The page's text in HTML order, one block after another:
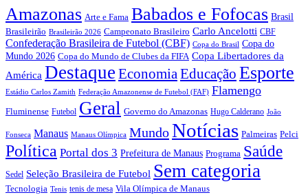
Amazonas Arte e Fama Babados e Fofocas Brasil
Brasileirão Brasileirão 2026 Campeonato Brasileiro Carlo Ancelotti CBF
Confederação Brasileira de Futebol (CBF) Copa do Brasil Copa do
Mundo 2026 Copa do Mundo de Clubes da FIFA Copa Libertadores da
América Destaque EconomiaEducação Esporte
Estádio Carlos Zamith Federação Amazonense de Futebol (FAF) Flamengo
Fluminense Futebol Geral Governo do Amazonas Hugo Calderano João
Fonseca Manaus Manaus Olímpica MundoNotícias Palmeiras Pelci
Política Portal dos 3 Prefeitura de Manaus Programa Saúde
Sedel Seleção Brasileira de Futebol Sem categoria
Tecnologia Tenis tenis de mesa Vila Olímpica de Manaus